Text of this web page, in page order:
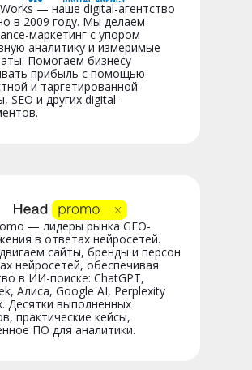
— наше digital-агентство
в 2009 году. Мы делаем
маркетинг с упором
аналитику и измеримые
Помогаем бизнесу
прибыль с помощью
и таргетированной
SEO и других digital-
— лидеры рынка GEO-
в ответах нейросетей.
сайты, бренды и персон
нейросетей, обеспечивая
в ИИ-поиске: ChatGPT,
Алиса, Google AI, Perplexity
Десятки выполненных
практические кейсы,
ПО для аналитики.